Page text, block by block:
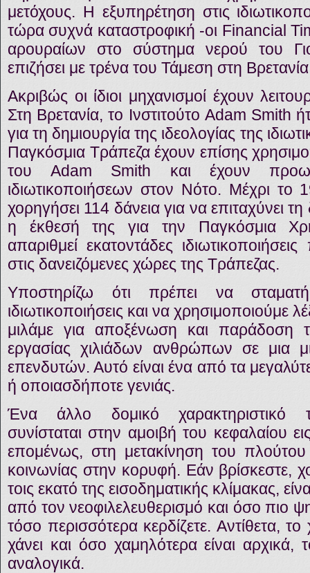
μετόχους. Η εξυπηρέτηση στις
τώρα συχνά καταστροφική -οι Financial
αρουραίων στο σύστημα νερού του
επιζήσει με τρένα του Τάμεση στη Βρετανία
Ακριβώς οι ίδιοι μηχανισμοί έχουν
Στη Βρετανία, το Ινστιτούτο Adam Smith
για τη δημιουργία της ιδεολογίας της
Παγκόσμια Τράπεζα έχουν επίσης
του Adam Smith και έχουν
ιδιωτικοποιήσεων στον Νότο. Μέχρι το
χορηγήσει 114 δάνεια για να επιταχύνει
η έκθεσή της για την Παγκόσμια
απαριθμεί εκατοντάδες
στις δανειζόμενες χώρες της Τράπεζας.
Υποστηρίζω ότι πρέπει να
ιδιωτικοποιήσεις και να χρησιμοποιούμε
μιλάμε για αποξένωση και παράδοση
εργασίας χιλιάδων ανθρώπων σε μια
επενδυτών. Αυτό είναι ένα από τα
ή οποιασδήποτε γενιάς.
Ένα άλλο δομικό χαρακτηριστικό
συνίσταται στην αμοιβή του κεφαλαίου
επομένως, στη μετακίνηση του
κοινωνίας στην κορυφή. Εάν βρίσκεστε,
τοις εκατό της εισοδηματικής κλίμακας,
από τον νεοφιλελευθερισμό και όσο πιο
τόσο περισσότερα κερδίζετε. Αντίθετα,
χάνει και όσο χαμηλότερα είναι
αναλογικά.